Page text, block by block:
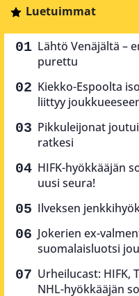
Luetuimmat
Lähtö Venäjältä –
purettu
Kiekko-Espoolta
liittyy
Pikkuleijonat
ratkesi
HIFK-hyökkääjän
uusi seura!
Ilveksen
Jokerien ex-
suomalaisluotsi
Urheilucast: HIFK,
NHL-hyökkääjän